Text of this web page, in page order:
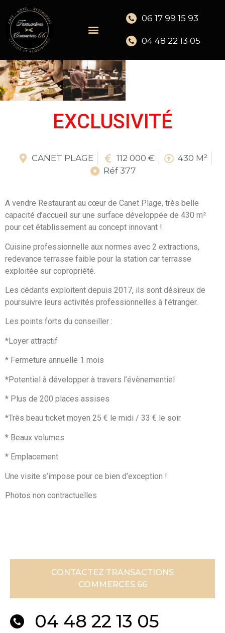
06 17 99 15 93
04 48 22 13 05
EXCLUSIVITÉ
CANET PLAGE 112 000 €
430 M²
Réf 377
A vendre Restaurant au cœur de Canet Plage, très belle
capacité d’accueil sur une surface développée de 430 m²
pour cet établissement au concept innovant !
Cuisine professionnelle aux normes avec 2 extractions,
redevance terrasse faible pour la station car terrasse
exploitée sur copropriété.
Les cédants exploitent depuis 2017, ils sont désireux de
poursuivre leurs activités professionnelles à l’étranger.
Les points forts du conseiller :
*Loyer attractif
* Fermeture annuelle 1 mois
*Potentiel à développer à travers l’évènementiel
* Plus de 200 places assises
*Très beau ticket moyen 25 € le midi / 33 € le soir
* Beaux volumes
* Emplacement
Une visite s’impose pour ce bien d’exception !
Photos non contractuelles
CONTACTEZ TRANSACTIONS
COMMERCES 66
04 48 22 13 05